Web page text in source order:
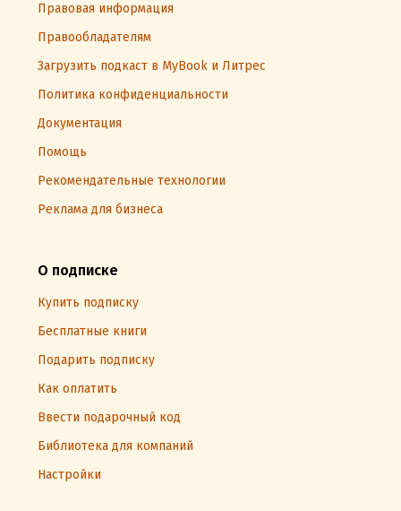
Правовая информация
Правообладателям
Загрузить подкаст в MyBook и Литрес
Политика конфиденциальности
Документация
Помощь
Рекомендательные технологии
Реклама для бизнеса
О подписке
Купить подписку
Бесплатные книги
Подарить подписку
Как оплатить
Ввести подарочный код
Библиотека для компаний
Настройки